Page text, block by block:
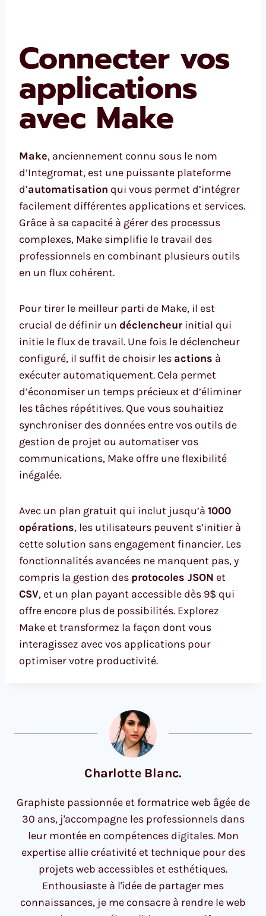
Connecter vos
applications
avec Make
Make, anciennement connu sous le nom
d’Integromat, est une puissante plateforme
d’automatisation qui vous permet d’intégrer
facilement différentes applications et services.
Grâce à sa capacité à gérer des processus
complexes, Make simplifie le travail des
professionnels en combinant plusieurs outils
en un flux cohérent.
Pour tirer le meilleur parti de Make, il est
crucial de définir un déclencheur initial qui
initie le flux de travail. Une fois le déclencheur
configuré, il suffit de choisir les actions à
exécuter automatiquement. Cela permet
d’économiser un temps précieux et d’éliminer
les tâches répétitives. Que vous souhaitiez
synchroniser des données entre vos outils de
gestion de projet ou automatiser vos
communications, Make offre une flexibilité
inégalée.
Avec un plan gratuit qui inclut jusqu’à 1000
opérations, les utilisateurs peuvent s’initier à
cette solution sans engagement financier. Les
fonctionnalités avancées ne manquent pas, y
compris la gestion des protocoles JSON et
CSV, et un plan payant accessible dès 9$ qui
offre encore plus de possibilités. Explorez
Make et transformez la façon dont vous
interagissez avec vos applications pour
optimiser votre productivité.
Charlotte Blanc.
Graphiste passionnée et formatrice web âgée de
30 ans, j'accompagne les professionnels dans
leur montée en compétences digitales. Mon
expertise allie créativité et technique pour des
projets web accessibles et esthétiques.
Enthousiaste à l'idée de partager mes
connaissances, je me consacre à rendre le web